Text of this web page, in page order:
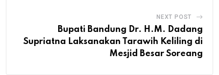
NEXT POST
Bupati Bandung Dr. H.M. Dadang
Supriatna Laksanakan Tarawih Keliling di
Mesjid Besar Soreang